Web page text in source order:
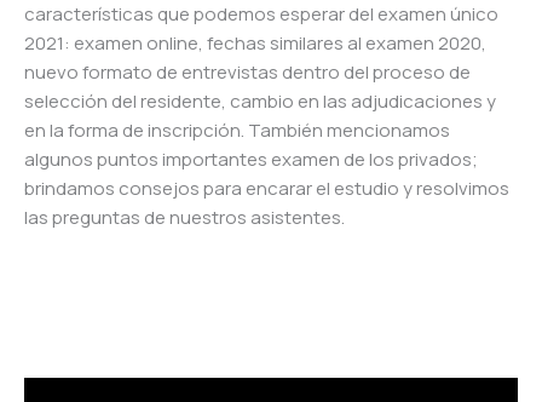
características que podemos esperar del examen único
2021: examen online, fechas similares al examen 2020,
nuevo formato de entrevistas dentro del proceso de
selección del residente, cambio en las adjudicaciones y
en la forma de inscripción. También mencionamos
algunos puntos importantes examen de los privados;
brindamos consejos para encarar el estudio y resolvimos
las preguntas de nuestros asistentes.